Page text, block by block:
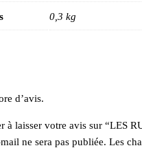
0,3 kg
d’avis.
à laisser votre avis sur “LES
ne sera pas publiée. Les